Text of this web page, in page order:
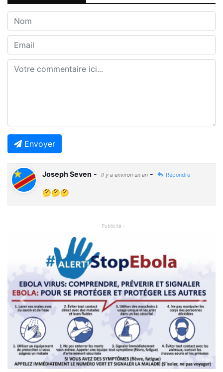
Envoyer
Joseph Seven - Il y a environ un an - Répondre
🤔🤔🤔
- Publicité -
Previous Next